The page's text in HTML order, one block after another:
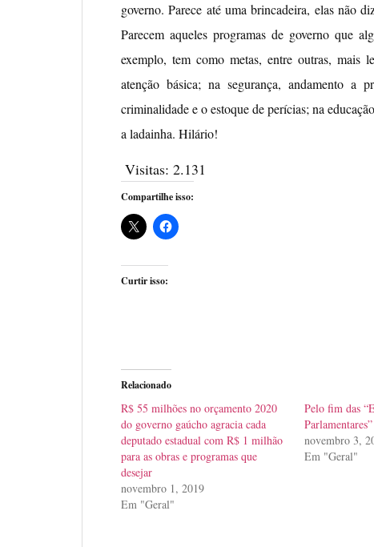
governo. Parece até uma brincadeira, elas não
Parecem aqueles programas de governo que
exemplo, tem como metas, entre outras, mais
atenção básica; na segurança, andamento a
criminalidade e o estoque de perícias; na
a ladainha. Hilário!
Visitas: 2.131
Compartilhe isso:
Curtir isso:
Relacionado
R$ 55 milhões no orçamento 2020
do governo gaúcho agracia cada
deputado estadual com R$ 1 milhão
para as obras e programas que
desejar
novembro 1, 2019
Em "Geral"
Pelo fim das
Parlamentares”
novembro 3,
Em "Geral"